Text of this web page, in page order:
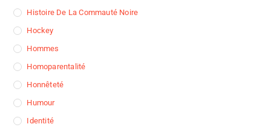
Histoire De La Commauté Noire
Hockey
Hommes
Homoparentalité
Honnêteté
Humour
Identité